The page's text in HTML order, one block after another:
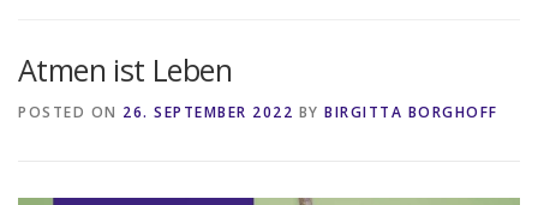
WEITERBILDUNG BLOG IMPULSDERZEIT
SHOP ABOUT KONTAKT DE
Atmen ist Leben
POSTED ON 26. SEPTEMBER 2022 BY BIRGITTA BORGHOFF